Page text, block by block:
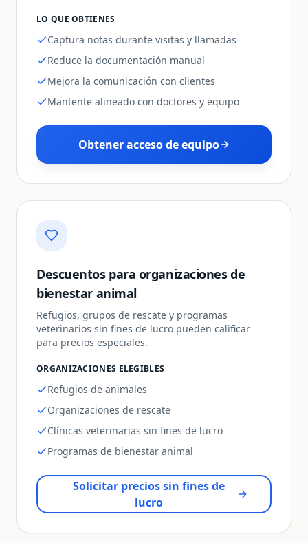
LO QUE OBTIENES
Captura notas durante visitas y llamadas
Reduce la documentación manual
Mejora la comunicación con clientes
Mantente alineado con doctores y equipo
Obtener acceso de equipo
Descuentos para organizaciones de
bienestar animal
Refugios, grupos de rescate y programas
veterinarios sin fines de lucro pueden calificar
para precios especiales.
ORGANIZACIONES ELEGIBLES
Refugios de animales
Organizaciones de rescate
Clínicas veterinarias sin fines de lucro
Programas de bienestar animal
Solicitar precios sin fines de
lucro